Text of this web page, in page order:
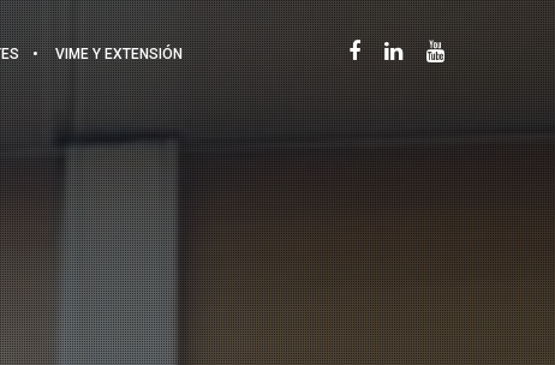
VIME Y EXTENSIÓN